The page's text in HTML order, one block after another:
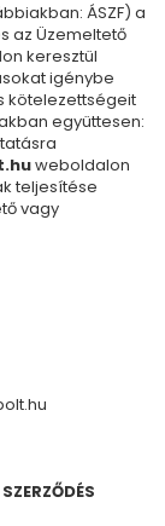
ÁSZF) a
az Üzemeltető
keresztül
igénybe
kötelezettségeit
együttesen:
weboldalon
teljesítése
vagy